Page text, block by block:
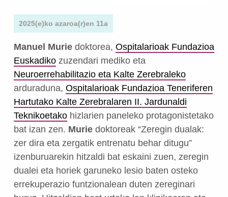
2025(e)ko azaroa(r)en 11a
Manuel Muriedoktorea, Ospitalarioak Fundazioa
Euskadikozuzendari mediko eta
Neuroerrehabilitazio eta Kalte Zerebraleko
arduraduna, Ospitalarioak Fundazioa Teneriferen
Hartutako Kalte Zerebralaren II. Jardunaldi
Teknikoetakohizlarien paneleko protagonistetako
bat izan zen. Muriedoktoreak “Zeregin dualak:
zer dira eta zergatik entrenatu behar ditugu”
izenburuarekin hitzaldi bat eskaini zuen, zeregin
dualei eta horiek garuneko lesio baten osteko
errekuperazio funtzionalean duten zereginari